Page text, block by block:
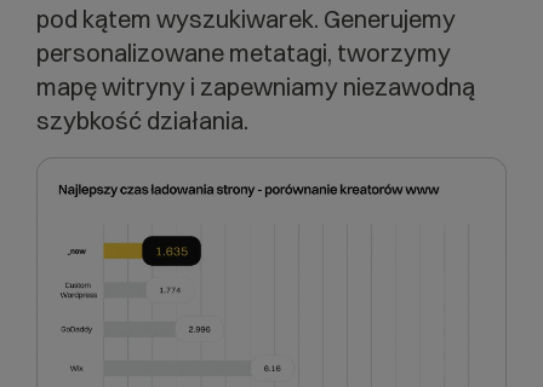
pod kątem wyszukiwarek. Generujemy
personalizowane metatagi, tworzymy
mapę witryny i zapewniamy niezawodną
szybkość działania.